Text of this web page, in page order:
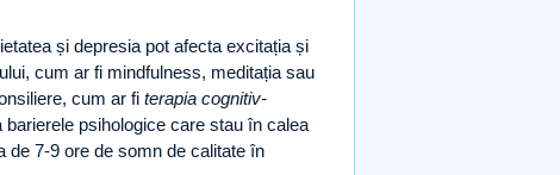
și depresia pot afecta excitația și
cum ar fi mindfulness, meditația sau
cum ar fi terapia cognitiv-
psihologice care stau în calea
de 7-9 ore de somn de calitate în